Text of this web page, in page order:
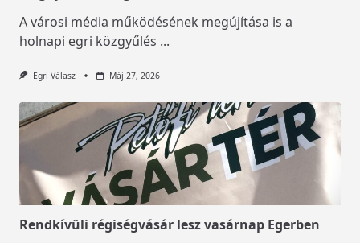
A városi média működésének megújítása is a
holnapi egri közgyűlés ...
Egri Válasz Máj 27, 2026
Rendkívüli régiségvásár lesz vasárnap Egerben